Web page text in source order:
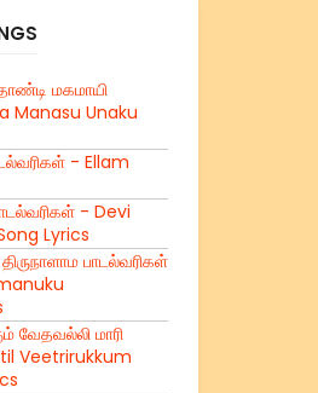
மகமாயி
Manasu Unaku
- Ellam
- Devi
Lyrics
பாடல்வரிகள்
வேதவல்லி மாரி
Veetrirukkum